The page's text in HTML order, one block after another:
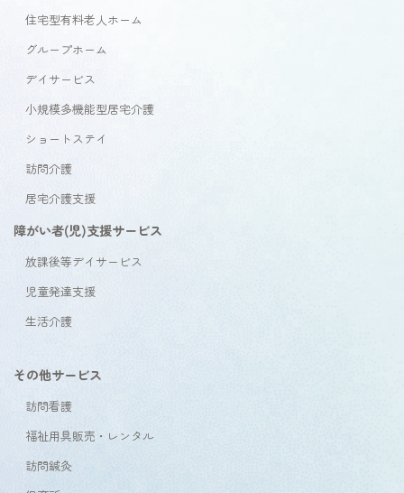
住宅型有料老人ホーム
グループホーム
デイサービス
小規模多機能型居宅介護
ショートステイ
訪問介護
居宅介護支援
障がい者(児)支援サービス
放課後等デイサービス
児童発達支援
生活介護
その他サービス
訪問看護
福祉用具販売・レンタル
訪問鍼灸